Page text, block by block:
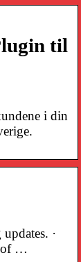
til
i din
·
of …